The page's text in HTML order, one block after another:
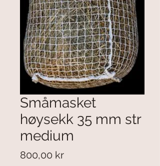
Småmasket
høysekk 35 mm str
medium
800,00 krPrice